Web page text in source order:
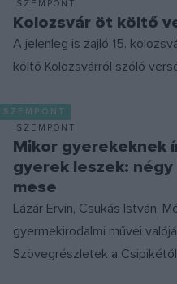
SZEMPONT
Kolozsvár öt költő
A jelenleg is zajló 15.
költő Kolozsvárról szóló
SZEMPONT
SZEMPONT
Mikor gyerekeknek
gyerek leszek:
mese
Lázár Ervin, Csukás István,
gyermekirodalmi művei
Szövegrészletek a